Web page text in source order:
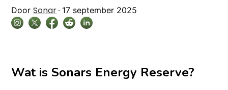
Door Sonar 17 september 2025
Wat is Sonars Energy Reserve?